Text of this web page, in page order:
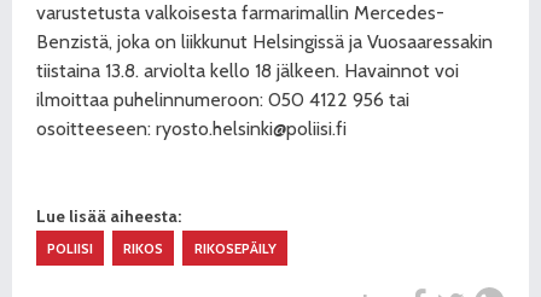
varustetusta valkoisesta farmarimallin Mercedes-
Benzistä, joka on liikkunut Helsingissä ja Vuosaaressakin
tiistaina 13.8. arviolta kello 18 jälkeen. Havainnot voi
ilmoittaa puhelinnumeroon: 050 4122 956 tai
osoitteeseen: ryosto.helsinki@poliisi.fi
Lue lisää aiheesta:
POLIISI RIKOS RIKOSEPÄILY